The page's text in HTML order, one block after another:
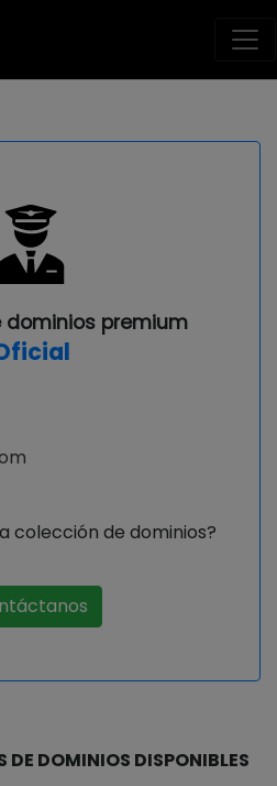
dominios premium
colección de dominios?
DE DOMINIOS DISPONIBLES